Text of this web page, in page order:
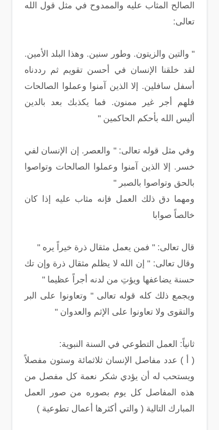
الصالح المثاب عليه والممدوح في مثل قول الله
تعالى:
" والتين والزيتون. وطور سنين. وهذا البلد الأمين.
لقد خلقنا الإنسان في أحسن تقويم ثم رددناه
أسفل سافلين. إلا الذين آمنوا وعملوا الصالحات
فلهم أجر غير ممنون. فما يكذبك بعد بالدين
أليس الله بأحكم الحاكمين "
وفي مثل قوله تعالى: " والعصر. إن الإنسان لفي
خسر. إلا الذين آمنوا وعملوا الصالحات وتواصوا
بالحق وتواصوا بالصبر "
ومهما دق ذلك العمل فإنه مثاب عليه إذا كان
خالصاً صوابا
قال تعالى: " فمن يعمل مثقال ذرة خيراً يره "
وقال تعالى: " إن الله لا يظلم مثقال ذرة وإن تك
حسنة يضاعفها ويؤتِ من لدنه أجراً عظيما "
ويجمع ذلك كله قوله تعالى " وتعاونوا على البر
والتقوى ولا تعاونوا على الإثم والعدوان "
ثانياً: العمل التطوعي في السنة النبوية:
( أ ) عدد مفاصل الإنسان ثلاثمائة وستون مفصلاً
ويستحب له أن يؤدي شكر نعمة كل مفصل من
هذه المفاصل كل يوم بصوره من صور العمل
المبارك التالية ( والتي أكثرها أعمال تطوعية )